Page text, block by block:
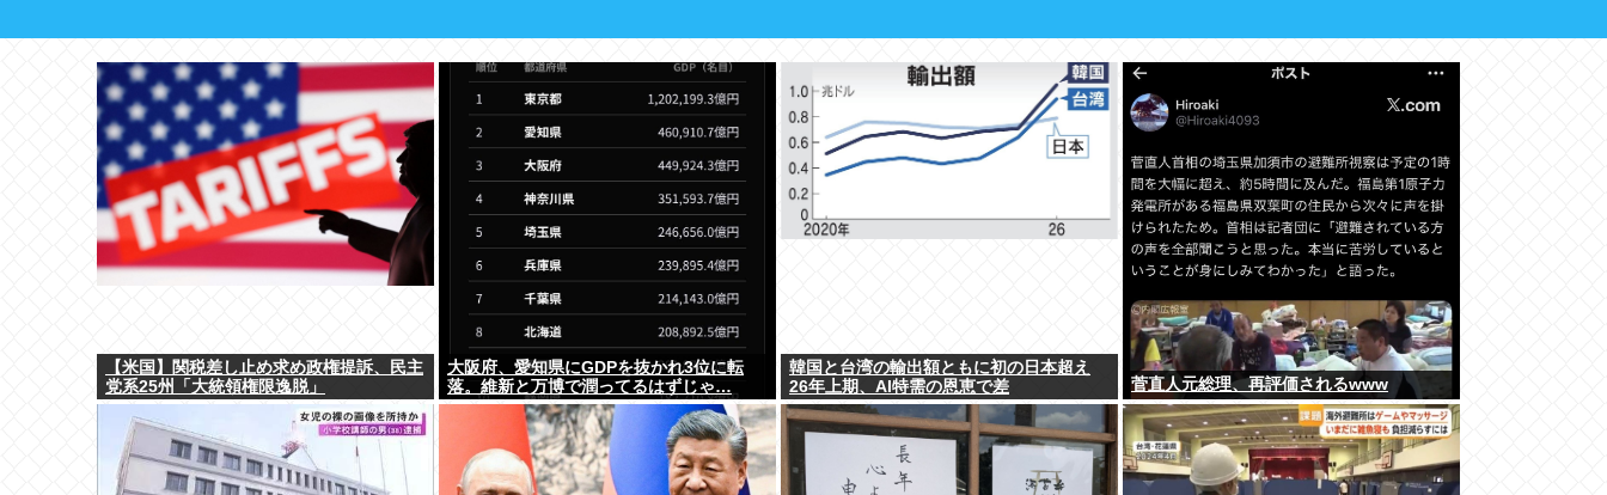
【米国】関税差し止め求め政権提訴、民主
党系25州「大統領権限逸脱」
大阪府、愛知県にGDPを抜かれ3位に転
落。維新と万博で潤ってるはずじゃ…
韓国と台湾の輸出額ともに初の日本超え
26年上期、AI特需の恩恵で差
菅直人元総理、再評価されるwww